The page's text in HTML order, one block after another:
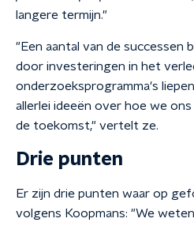
langere termijn."
"Een aantal van de successen
door investeringen in het
onderzoeksprogramma's
allerlei ideeën over hoe we
de toekomst," vertelt ze.
Drie punten
Er zijn drie punten waar op
volgens Koopmans: "We